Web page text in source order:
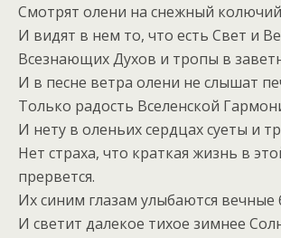
Смотрят олени на снежный
И видят в нем то, что есть Свет и
Всезнающих Духов и тропы в
И в песне ветра олени не слышат
Только радость Вселенской
И нету в оленьих сердцах суеты и
Нет страха, что краткая жизнь в
прервется.
Их синим глазам улыбаются вечные
И светит далекое тихое зимнее